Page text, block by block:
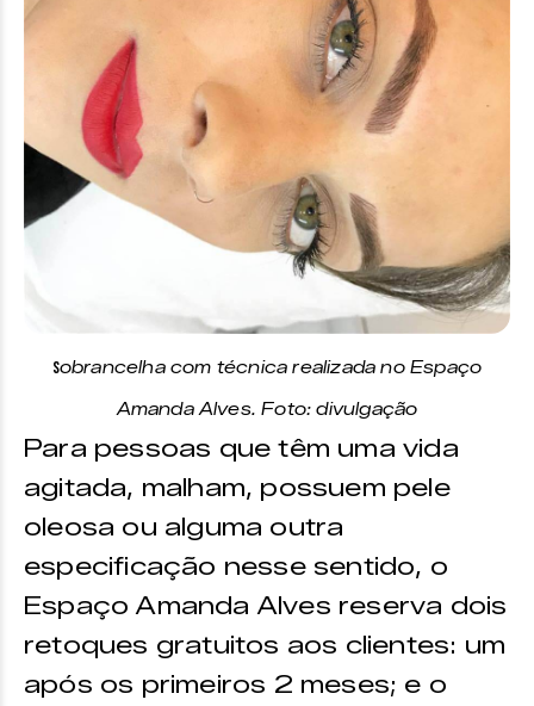
Sobrancelha com técnica realizada no Espaço
Amanda Alves. Foto: divulgação
Para pessoas que têm uma vida
agitada, malham, possuem pele
oleosa ou alguma outra
especificação nesse sentido, o
Espaço Amanda Alves reserva dois
retoques gratuitos aos clientes: um
após os primeiros 2 meses; e o